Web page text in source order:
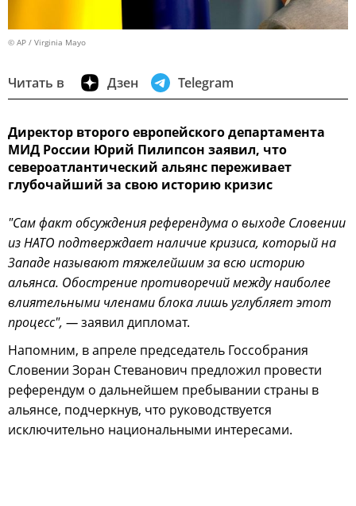
© AP / Virginia Mayo
Читать в Дзен Telegram
Директор второго европейского департамента
МИД России Юрий Пилипсон заявил, что
североатлантический альянс переживает
глубочайший за свою историю кризис
"Сам факт обсуждения референдума о выходе Словении
из НАТО подтверждает наличие кризиса, который на
Западе называют тяжелейшим за всю историю
альянса. Обострение противоречий между наиболее
влиятельными членами блока лишь углубляет этот
процесс", —заявил дипломат.
Напомним, в апреле председатель Госсобрания
Словении Зоран Стеванович предложил провести
референдум о дальнейшем пребывании страны в
альянсе, подчеркнув, что руководствуется
исключительно национальными интересами.